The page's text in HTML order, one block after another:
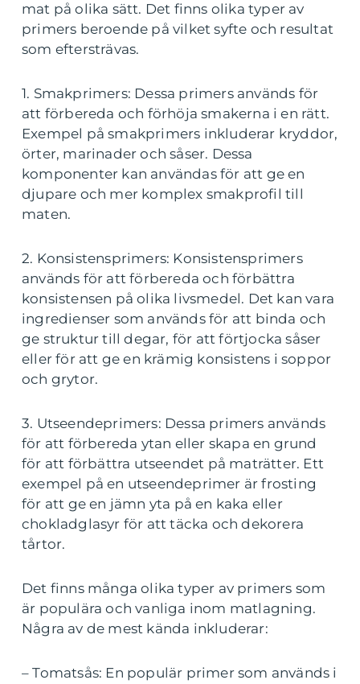
mat på olika sätt. Det finns olika typer av
primers beroende på vilket syfte och resultat
som eftersträvas.
1. Smakprimers: Dessa primers används för
att förbereda och förhöja smakerna i en rätt.
Exempel på smakprimers inkluderar kryddor,
örter, marinader och såser. Dessa
komponenter kan användas för att ge en
djupare och mer komplex smakprofil till
maten.
2. Konsistensprimers: Konsistensprimers
används för att förbereda och förbättra
konsistensen på olika livsmedel. Det kan vara
ingredienser som används för att binda och
ge struktur till degar, för att förtjocka såser
eller för att ge en krämig konsistens i soppor
och grytor.
3. Utseendeprimers: Dessa primers används
för att förbereda ytan eller skapa en grund
för att förbättra utseendet på maträtter. Ett
exempel på en utseendeprimer är frosting
för att ge en jämn yta på en kaka eller
chokladglasyr för att täcka och dekorera
tårtor.
Det finns många olika typer av primers som
är populära och vanliga inom matlagning.
Några av de mest kända inkluderar:
– Tomatsås: En populär primer som används i